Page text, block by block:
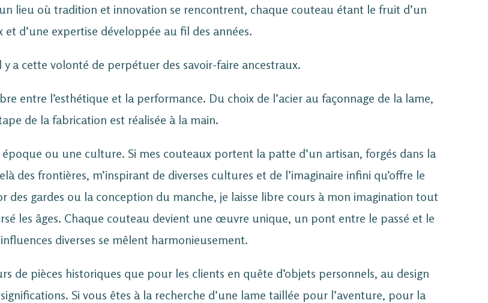
lieu où tradition et innovation se rencontrent, chaque couteau étant le fruit d’un
d’une expertise développée au fil des années.
a cette volonté de perpétuer des savoir-faire ancestraux.
entre l’esthétique et la performance. Du choix de l’acier au façonnage de la lame,
de la fabrication est réalisée à la main.
ou une culture. Si mes couteaux portent la patte d’un artisan, forgés dans la
des frontières, m’inspirant de diverses cultures et de l’imaginaire infini qu’offre le
des gardes ou la conception du manche, je laisse libre cours à mon imagination tout
les âges. Chaque couteau devient une œuvre unique, un pont entre le passé et le
diverses se mêlent harmonieusement.
de pièces historiques que pour les clients en quête d’objets personnels, au design
Si vous êtes à la recherche d’une lame taillée pour l’aventure, pour la